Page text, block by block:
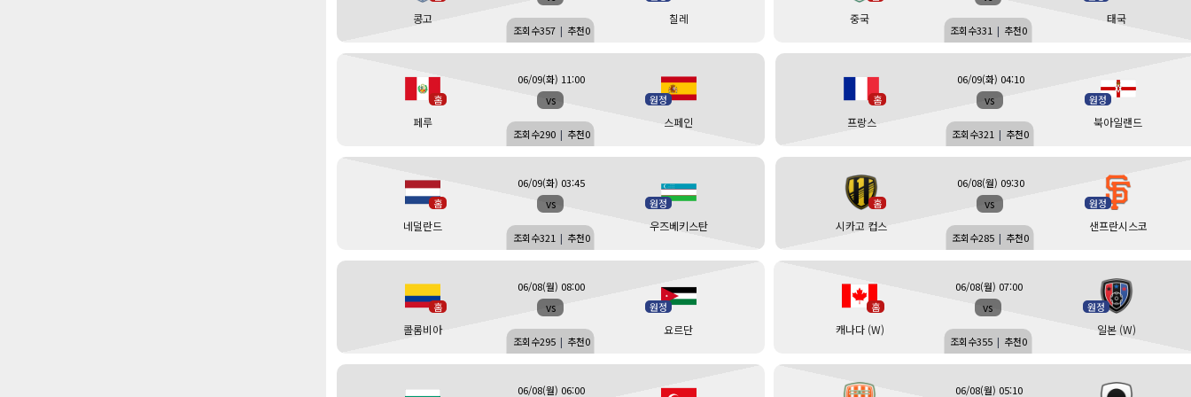
콩고 칠레
조회수357 | 추천0
중국 태국
조회수331 | 추천0
홈
페루
vs 원정
스페인
06/09(화) 11:00
조회수290 | 추천0
홈
프랑스
vs 원정
북아일랜드
06/09(화) 04:10
조회수321 | 추천0
홈
네덜란드
vs 원정
우즈베키스탄
06/09(화) 03:45
조회수321 | 추천0
홈
시카고 컵스
vs 원정
샌프란시스코
06/08(월) 09:30
조회수285 | 추천0
홈
콜롬비아
vs 원정
요르단
06/08(월) 08:00
조회수295 | 추천0
홈
캐나다 (W)
vs 원정
일본 (W)
06/08(월) 07:00
조회수355 | 추천0
06/08(월) 06:00 06/08(월) 05:10